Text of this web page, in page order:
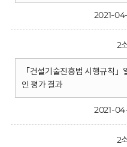
2021-
2
「건설기술진흥법 시행규칙
인 평가 결과
2021-
2